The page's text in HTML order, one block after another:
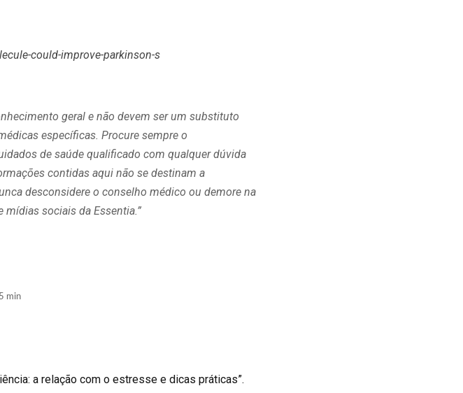
could-improve-parkinson-s
geral e não devem ser um substituto
específicas. Procure sempre o
de saúde qualificado com qualquer dúvida
contidas aqui não se destinam a
desconsidere o conselho médico ou demore na
sociais da Essentia.”
min
a relação com o estresse e dicas práticas”.